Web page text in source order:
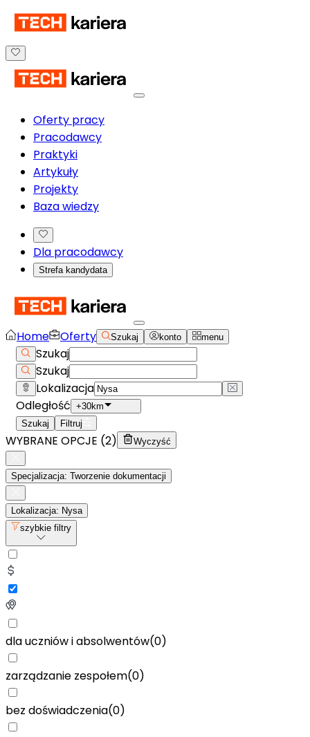
Oferty pracy
Pracodawcy
Praktyki
Artykuły
Projekty
Baza wiedzy
Dla pracodawcy
Strefa kandydata
Home Oferty Szukaj konto menu
Szukaj
Szukaj
Lokalizacja
Odległość +30km
Szukaj
Filtruj
WYBRANE OPCJE (2) Wyczyść
Specjalizacja: Tworzenie dokumentacji
Lokalizacja: Nysa
szybkie filtry
dla uczniów i absolwentów(0)
zarządzanie zespołem(0)
bez doświadczenia(0)